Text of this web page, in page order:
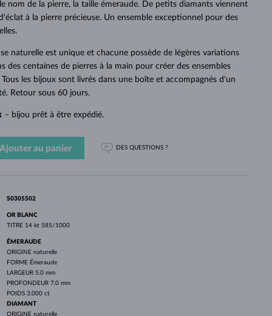
RÊVES
DÉCOUVRIR
DÉCOUVRIR
PURE
DÉCOUVRIR
POUR BÉBÉS
MARIAGE
OR BLANC
BELLES
DÉCOUVRIR
OR BLANC
OR JAUNE
OR ROSE
DES
PERLES
DÉCOUVRIR
MARIAGE
OR JAUNE
OR BLANC
BEAUTÉ
DÉCOUVRIR
nom de la pierre, la taille émeraude. De petits diamants viennent
à la pierre précieuse. Un ensemble exceptionnel pour des
naturelle est unique et chacune possède de légères variations
des centaines de pierres à la main pour créer des ensembles
les bijoux sont livrés dans une boîte et accompagnés d'un
Retour sous 60 jours.
– bijou prêt à être expédié.
Ajouter au panier DES QUESTIONS ?
S0305502
OR BLANC
TITRE 14 kt 585/1000
ÉMERAUDE
ORIGINE naturelle
FORME Émeraude
LARGEUR 5.0 mm
PROFONDEUR 7.0 mm
POIDS 3.000 ct
DIAMANT
ORIGINE naturelle